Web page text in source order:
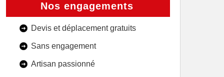
Nos engagements
Devis et déplacement gratuits
Sans engagement
Artisan passionné